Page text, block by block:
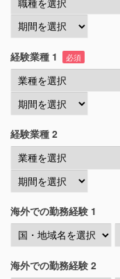
経験業種 1 必須
経験業種 2
海外での勤務経験 1
海外での勤務経験 2